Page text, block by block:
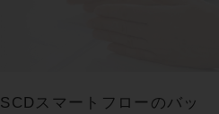
SCDスマートフローのバッ